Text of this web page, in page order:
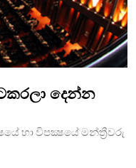
දෙන්න
හා විපක්‍ෂයේ මන්ත්‍රීවරු